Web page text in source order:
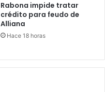
Rabona impide tratar
crédito para feudo de
Alliana
Hace 18 horas